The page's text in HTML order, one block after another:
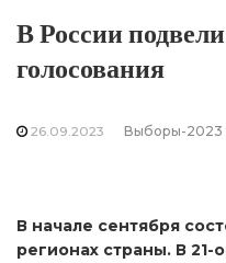
В России
голосования
26.09.2023 Выборы-2023
В начале сентября
регионах страны. В